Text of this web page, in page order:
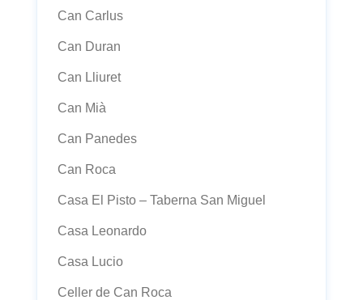
Can Carlus
Can Duran
Can Lliuret
Can Mià
Can Panedes
Can Roca
Casa El Pisto – Taberna San Miguel
Casa Leonardo
Casa Lucio
Celler de Can Roca